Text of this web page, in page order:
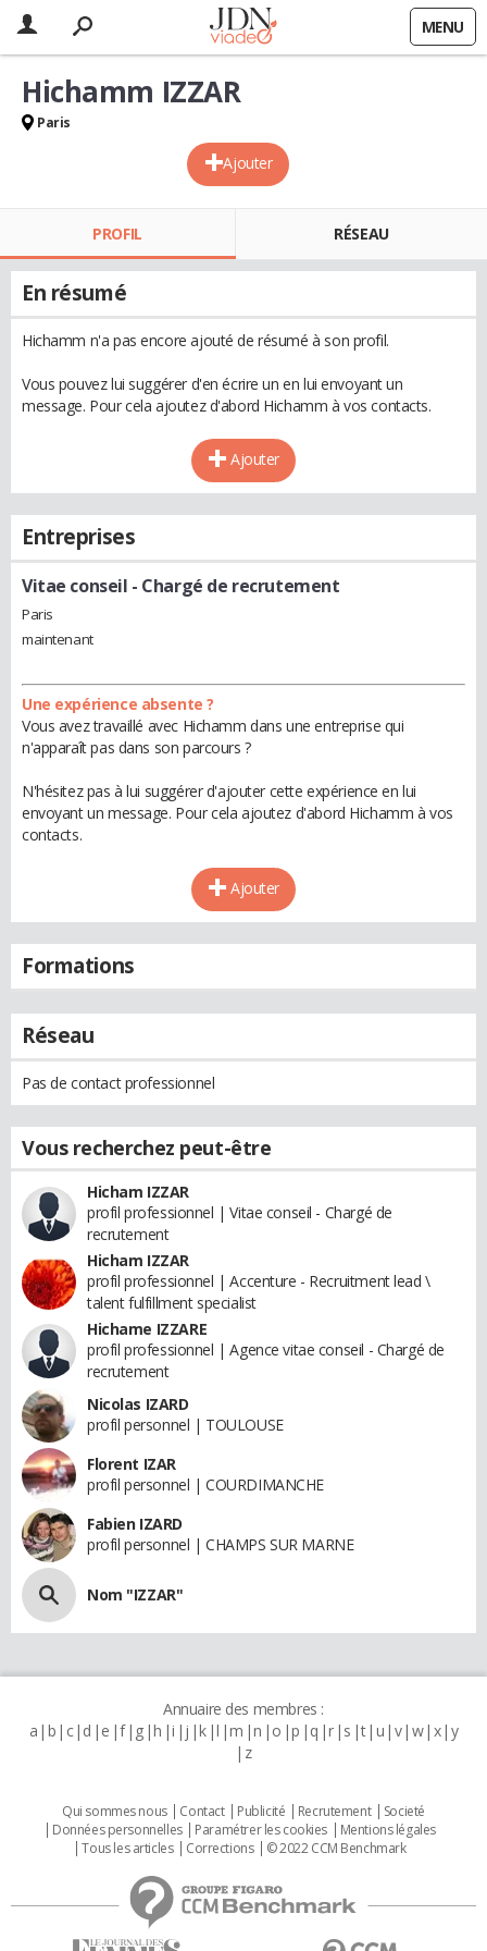
MENU
Ajouter
Hichamm IZZAR
Paris
PROFIL RÉSEAU
En résumé
Hichamm n'a pas encore ajouté de résumé à son profil.
Vous pouvez lui suggérer d'en écrire un en lui envoyant un
message. Pour cela ajoutez d'abord Hichamm à vos contacts.
Ajouter
Entreprises
Vitae conseil - Chargé de recrutement
Paris
maintenant
Une expérience absente ?
Vous avez travaillé avec Hichamm dans une entreprise qui
n'apparaît pas dans son parcours ?
N'hésitez pas à lui suggérer d'ajouter cette expérience en lui
envoyant un message. Pour cela ajoutez d'abord Hichamm à vos
contacts.
Ajouter
Formations
Réseau
Pas de contact professionnel
Vous recherchez peut-être
Hicham IZZAR
profil professionnel | Vitae conseil - Chargé de
recrutement
Hicham IZZAR
profil professionnel | Accenture - Recruitment lead \
talent fulfillment specialist
Hichame IZZARE
profil professionnel | Agence vitae conseil - Chargé de
recrutement
Nicolas IZARD
profil personnel | TOULOUSE
Florent IZAR
profil personnel | COURDIMANCHE
Fabien IZARD
profil personnel | CHAMPS SUR MARNE
Nom "IZZAR"
Annuaire des membres :
a b c d e f g h i j k l m n o p q r s t u v w x y
z
Qui sommes nous Contact Publicité Recrutement
Societé
Données personnelles
Paramétrer les cookies
Mentions légales
Tous les articles
Corrections © 2022 CCM Benchmark